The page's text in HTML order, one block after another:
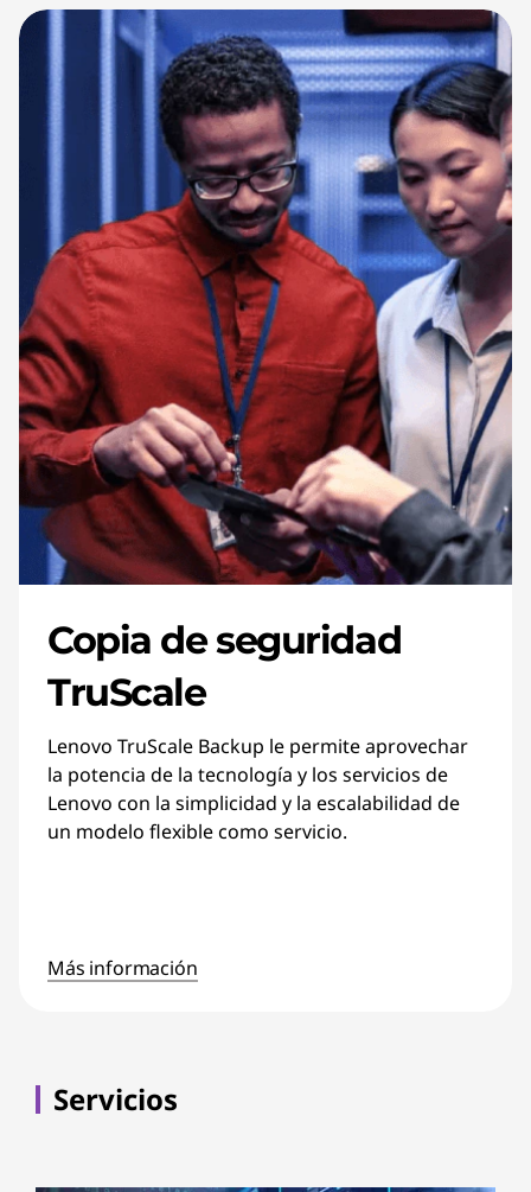
Copia de seguridad
TruScale
Lenovo TruScale Backup le permite aprovechar
la potencia de la tecnología y los servicios de
Lenovo con la simplicidad y la escalabilidad de
un modelo flexible como servicio.
Más información
Servicios